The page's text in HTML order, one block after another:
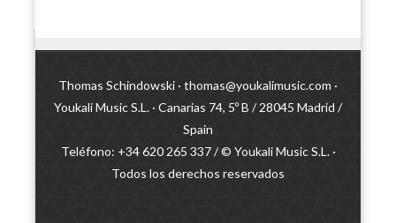
Thomas Schindowski · thomas@youkalimusic.com ·
Youkali Music S.L. · Canarias 74, 5º B / 28045 Madrid /
Spain
Teléfono: +34 620 265 337 / © Youkali Music S.L. ·
Todos los derechos reservados